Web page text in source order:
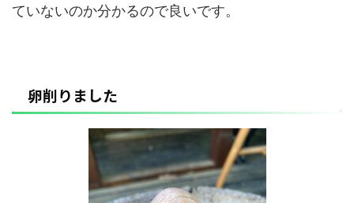
ていないのか分かるので良いです。
卵削りました